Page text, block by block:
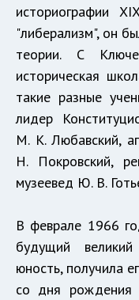
историографии
"либерализм", он
теории. С
историческая
такие разные
лидер
М. К. Любавский,
Н. Покровский,
музеевед Ю. В.
В феврале 1966
будущий
юность, получила
со дня рождения